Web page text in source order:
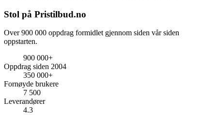
Stol på Pristilbud.no
Over 900 000 oppdrag formidlet gjennom siden vår siden
oppstarten.
900 000+
Oppdrag siden 2004
350 000+
Fornøyde brukere
7 500
Leverandører
4.3